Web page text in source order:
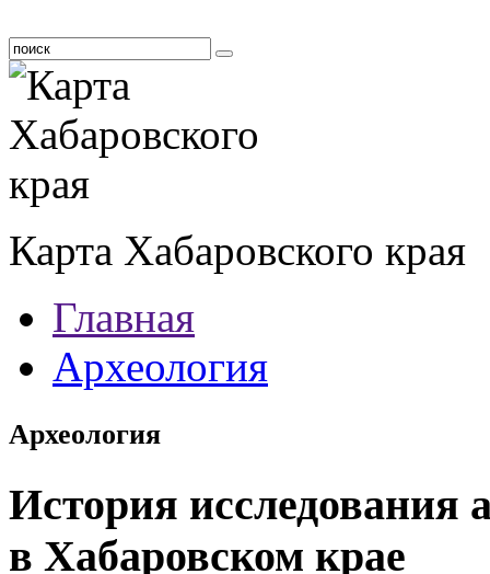
Карта Хабаровского края
Главная
Археология
Археология
История исследования
в Хабаровском крае